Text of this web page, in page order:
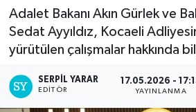
Adalet Bakanı Akın Gürlek ve
Sedat Ayyıldız, Kocaeli
yürütülen çalışmalar hakkında
SERPİL YARAR
EDITÖR
17.05.2026 -
YAYINLANMA
Son Dakika Haberleri
Haber Arşivi